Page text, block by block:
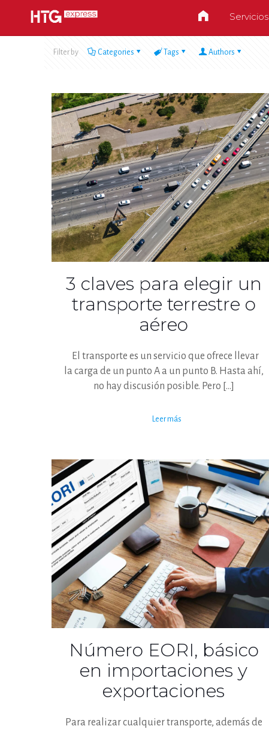
Servicios
Filter by Categories Tags Authors
3 claves para elegir un
transporte terrestre o
aéreo
El transporte es un servicio que ofrece llevar
la carga de un punto A a un punto B. Hasta ahí,
no hay discusión posible. Pero […]
Leer más
Número EORI, básico
en importaciones y
exportaciones
Para realizar cualquier transporte, además de